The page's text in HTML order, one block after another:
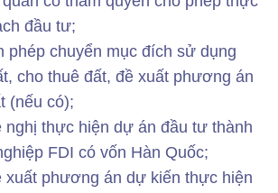
đầu tư;
phép chuyển mục đích sử dụng
cho thuê đất, đề xuất phương án
(nếu có);
nghị thực hiện dự án đầu tư thành
FDI có vốn Hàn Quốc;
xuất phương án dự kiến thực hiện